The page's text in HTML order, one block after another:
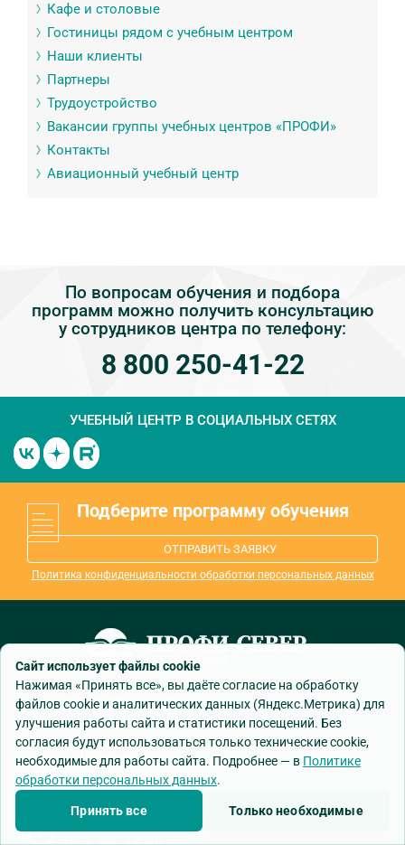
Кафе и столовые
Гостиницы рядом с учебным центром
Наши клиенты
Партнеры
Трудоустройство
Вакансии группы учебных центров «ПРОФИ»
Контакты
Авиационный учебный центр
По вопросам обучения и подбора
программ можно получить консультацию
у сотрудников центра по телефону:
8 800 250-41-22
УЧЕБНЫЙ ЦЕНТР В СОЦИАЛЬНЫХ СЕТЯХ
Подберите программу обучения
ОТПРАВИТЬ ЗАЯВКУ
Политика конфиденциальности обработки персональных данных
8 800 250-41-22
8 982 764-79-35
г. Тюмень,
ул. 50 Лет Октября,
Пн-чт: 08.00 - 17.00
Сайт использует файлы cookie
Нажимая «Принять все», вы даёте согласие на обработку
файлов cookie и аналитических данных (Яндекс.Метрика) для
улучшения работы сайта и статистики посещений. Без
согласия будут использоваться только технические cookie,
необходимые для работы сайта. Подробнее — в Политике
обработки персональных данных.
Принять все Только необходимые